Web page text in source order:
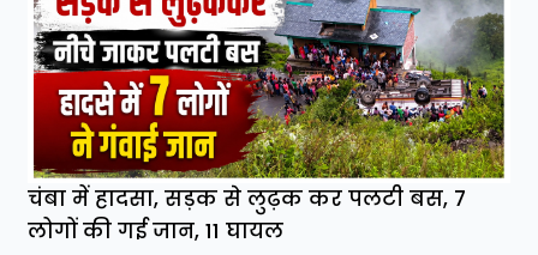
चंबा में हादसा, सड़क से लुढ़क कर पलटी बस, 7
लोगों की गई जान, 11 घायल